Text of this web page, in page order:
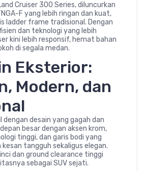
Cruiser 300 Series, diluncurkan
F yang lebih ringan dan kuat,
ladder frame tradisional. Dengan
dan teknologi yang lebih
kini lebih responsif, hemat bahan
di segala medan.
Eksterior:
Modern, dan
dengan desain yang gagah dan
besar dengan aksen krom,
tinggi, dan garis bodi yang
tangguh sekaligus elegan.
dan ground clearance tinggi
sebagai SUV sejati.